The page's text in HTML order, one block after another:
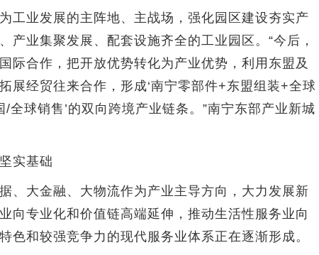
业发展的主阵地、主战场，强化园区建设夯实产
产业集聚发展、配套设施齐全的工业园区。“今后，
际合作，把开放优势转化为产业优势，利用东盟及
展经贸往来合作，形成‘南宁零部件+东盟组装+全球
球销售’的双向跨境产业链条。”南宁东部产业新城
实基础
大金融、大物流作为产业主导方向，大力发展新
向专业化和价值链高端延伸，推动生活性服务业向
色和较强竞争力的现代服务业体系正在逐渐形成。